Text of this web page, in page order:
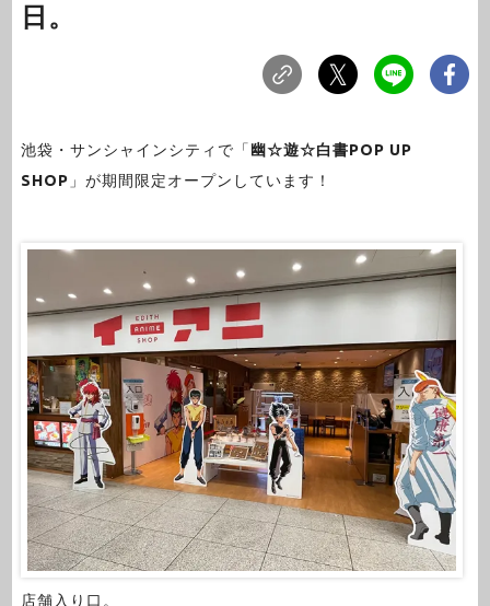
日。
池袋・サンシャインシティで「 幽☆遊☆白書POP UP
SHOP 」が期間限定オープンしています！
店舗入り口。